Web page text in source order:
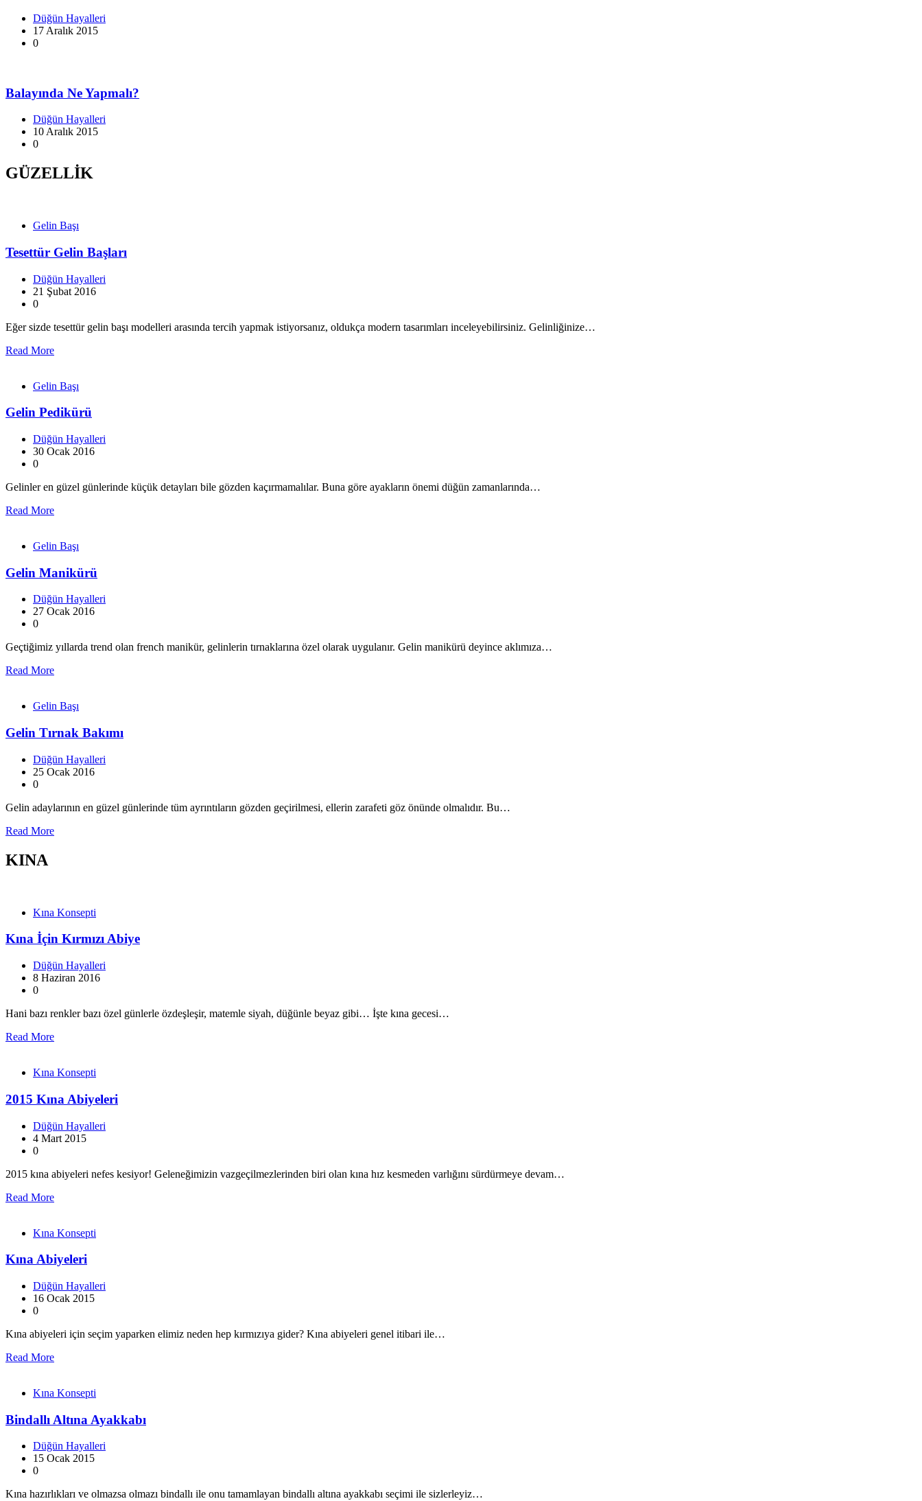
Düğün Hayalleri
17 Aralık 2015
0
Balayında Ne Yapmalı?
Düğün Hayalleri
10 Aralık 2015
0
GÜZELLİK
Gelin Başı
Tesettür Gelin Başları
Düğün Hayalleri
21 Şubat 2016
0
Eğer sizde tesettür gelin başı modelleri arasında tercih yapmak istiyorsanız, oldukça modern tasarımları inceleyebilirsiniz. Gelinliğinize…
Read More
Gelin Başı
Gelin Pedikürü
Düğün Hayalleri
30 Ocak 2016
0
Gelinler en güzel günlerinde küçük detayları bile gözden kaçırmamalılar. Buna göre ayakların önemi düğün zamanlarında…
Read More
Gelin Başı
Gelin Manikürü
Düğün Hayalleri
27 Ocak 2016
0
Geçtiğimiz yıllarda trend olan french manikür, gelinlerin tırnaklarına özel olarak uygulanır. Gelin manikürü deyince aklımıza…
Read More
Gelin Başı
Gelin Tırnak Bakımı
Düğün Hayalleri
25 Ocak 2016
0
Gelin adaylarının en güzel günlerinde tüm ayrıntıların gözden geçirilmesi, ellerin zarafeti göz önünde olmalıdır. Bu…
Read More
KINA
Kına Konsepti
Kına İçin Kırmızı Abiye
Düğün Hayalleri
8 Haziran 2016
0
Hani bazı renkler bazı özel günlerle özdeşleşir, matemle siyah, düğünle beyaz gibi… İşte kına gecesi…
Read More
Kına Konsepti
2015 Kına Abiyeleri
Düğün Hayalleri
4 Mart 2015
0
2015 kına abiyeleri nefes kesiyor! Geleneğimizin vazgeçilmezlerinden biri olan kına hız kesmeden varlığını sürdürmeye devam…
Read More
Kına Konsepti
Kına Abiyeleri
Düğün Hayalleri
16 Ocak 2015
0
Kına abiyeleri için seçim yaparken elimiz neden hep kırmızıya gider? Kına abiyeleri genel itibari ile…
Read More
Kına Konsepti
Bindallı Altına Ayakkabı
Düğün Hayalleri
15 Ocak 2015
0
Kına hazırlıkları ve olmazsa olmazı bindallı ile onu tamamlayan bindallı altına ayakkabı seçimi ile sizlerleyiz…